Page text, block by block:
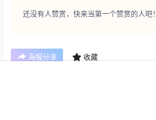
还没有人赞赏，快来当第一个赞赏的人吧！
海报分享 收藏